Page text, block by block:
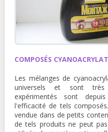
COMPOSÉS
Les mélanges de
universels et sont très
expérimentés sont
l'efficacité de tels
vendue dans de petits
de tels produits ne peut